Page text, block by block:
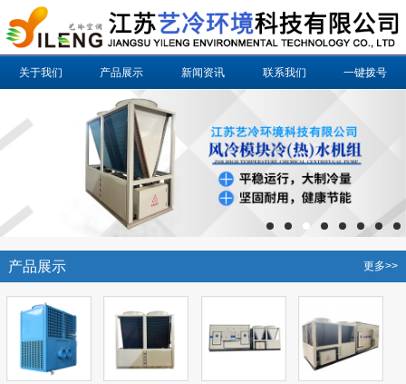
关于我们 产品展示 新闻资讯 联系我们 一键拨号
产品展示 更多>>